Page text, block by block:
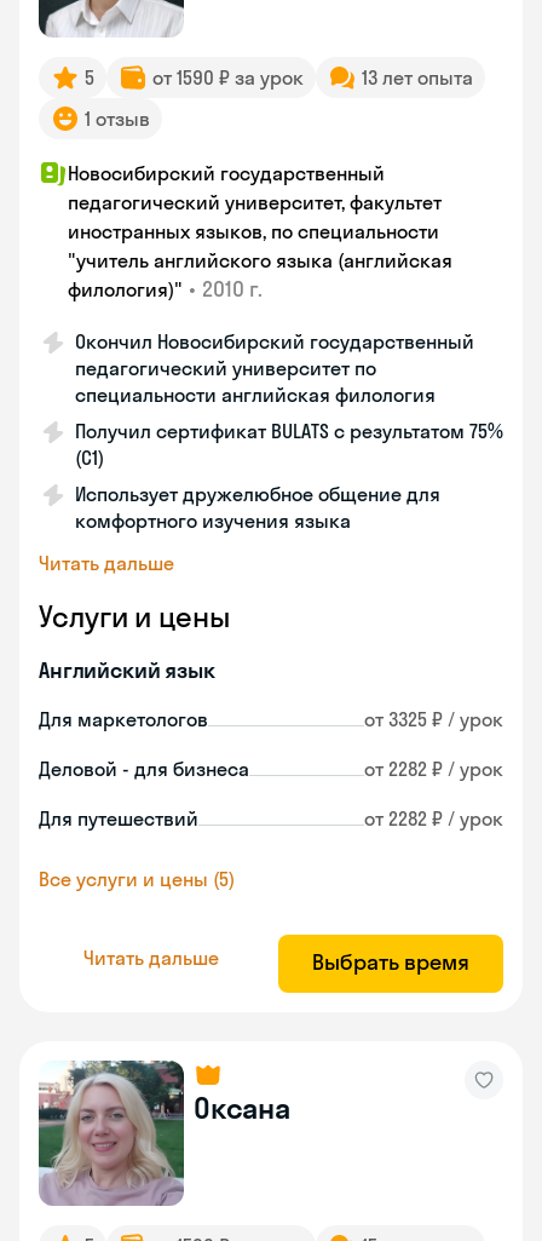
5 от 1590 ₽ за урок
13 лет опыта
1 отзыв
Новосибирский государственный
педагогический университет, факультет
иностранных языков, по специальности
"учитель английского языка (английская
филология)" • 2010 г.
Окончил Новосибирский государственный
педагогический университет по
специальности английская филология
Получил сертификат BULATS с результатом 75%
(C1)
Использует дружелюбное общение для
комфортного изучения языка
Читать дальше
Услуги и цены
Английский язык
Для маркетологов от 3325 ₽ / урок
Деловой - для бизнеса от 2282 ₽ / урок
Для путешествий от 2282 ₽ / урок
Все услуги и цены (5)
Читать дальше Выбрать время
Оксана